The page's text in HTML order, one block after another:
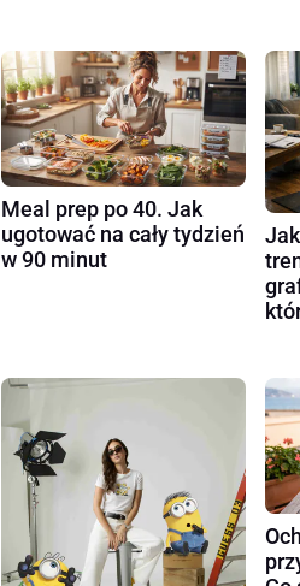
Meal prep po 40. Jak
ugotować na cały tydzień
w 90 minut